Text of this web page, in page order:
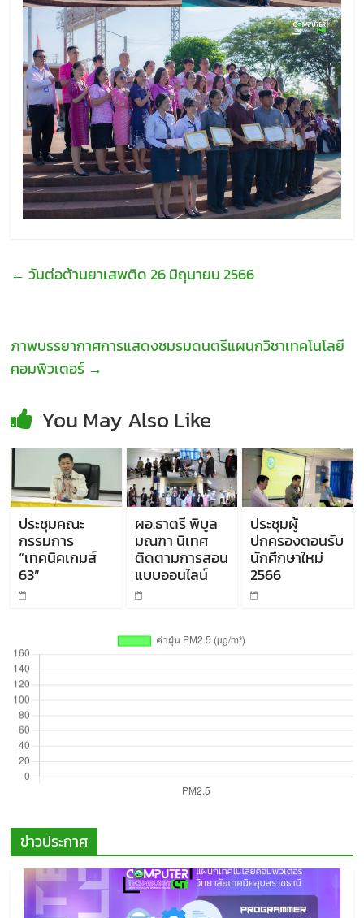
← วันต่อต้านยาเสพติด 26 มิถุนายน 2566
ภาพบรรยากาศการแสดงชมรมดนตรีแผนกวิชาเทคโนโลยี
คอมพิวเตอร์ →
You May Also Like
ประชุมคณะ
กรรมการ
“เทคนิคเกมส์
63”
ผอ.ธาตรี พิบูล
มณฑา นิเทศ
ติดตามการสอน
แบบออนไลน์
ประชุมผู้
ปกครองตอนรับ
นักศึกษาใหม่
2566
ข่าวประกาศ